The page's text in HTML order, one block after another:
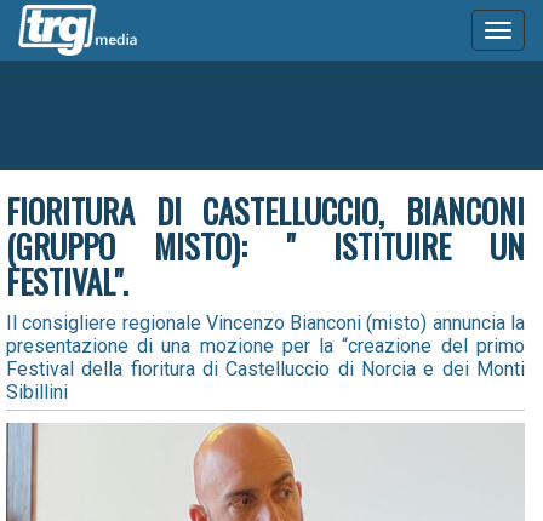
FIORITURA DI CASTELLUCCIO, BIANCONI
(GRUPPO MISTO): " ISTITUIRE UN
FESTIVAL".
Il consigliere regionale Vincenzo Bianconi (misto) annuncia la
presentazione di una mozione per la “creazione del primo
Festival della fioritura di Castelluccio di Norcia e dei Monti
Sibillini